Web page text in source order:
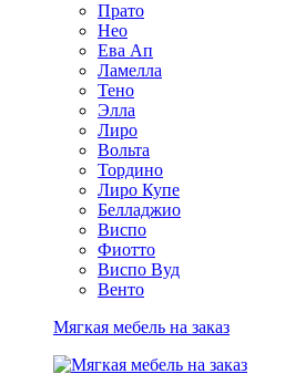
Прато
Нео
Ева Ап
Ламелла
Тено
Элла
Лиро
Вольта
Тордино
Лиро Купе
Белладжио
Виспо
Фиотто
Виспо Вуд
Венто
Мягкая мебель на заказ